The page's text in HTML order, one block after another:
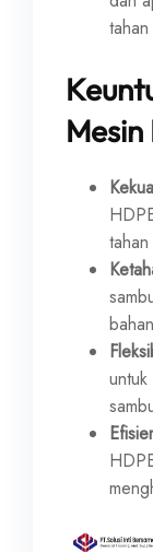
Mesin
tahan